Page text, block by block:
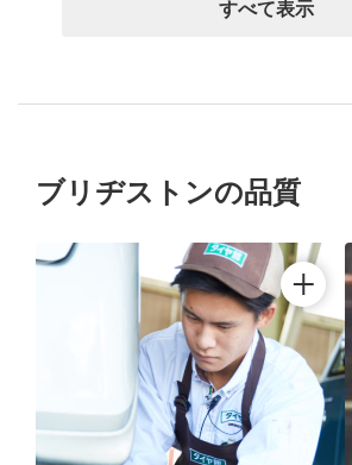
すべて表示
ブリヂストンの品質